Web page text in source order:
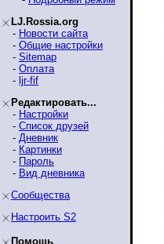
LJ.Rossia.org
- Новости сайта
- Общие настройки
- Sitemap
- Оплата
- ljr-fif
Редактировать...
- Настройки
- Список друзей
- Дневник
- Картинки
- Пароль
- Вид дневника
Сообщества
Настроить S2
Помощь